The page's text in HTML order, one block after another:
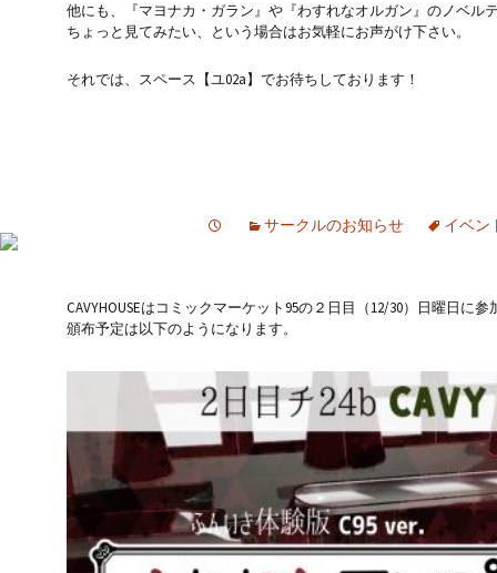
他にも、『マヨナカ・ガラン』や『わすれなオルガン』のノベル
ちょっと見てみたい、という場合はお気軽にお声がけ下さい。
それでは、スペース【ユ02a】でお待ちしております！
サークルのお知らせ イベン
CAVYHOUSEはコミックマーケット95の２日目（12/30）日曜日に参
頒布予定は以下のようになります。